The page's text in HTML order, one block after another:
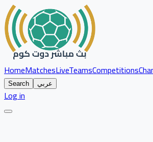
HomeMatchesLiveTeamsCompetitions
Search عربي
Log in